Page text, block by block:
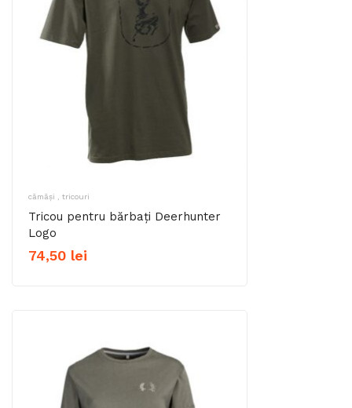
cămăși , tricouri
Tricou pentru bărbați Deerhunter
Logo
74,50 lei